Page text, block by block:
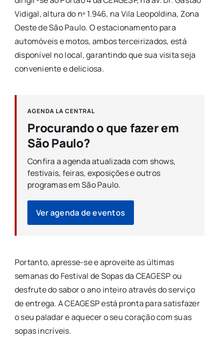
Vidigal, altura do nº 1.946, na Vila Leopoldina, Zona
Oeste de São Paulo. O estacionamento para
automóveis e motos, ambos terceirizados, está
disponível no local, garantindo que sua visita seja
conveniente e deliciosa.
AGENDA LA CENTRAL
Procurando o que fazer em
São Paulo?
Confira a agenda atualizada com shows,
festivais, feiras, exposições e outros
programas em São Paulo.
Ver agenda de eventos
Portanto, apresse-se e aproveite as últimas
semanas do Festival de Sopas da CEAGESP ou
desfrute do sabor o ano inteiro através do serviço
de entrega. A CEAGESP está pronta para satisfazer
o seu paladar e aquecer o seu coração com suas
sopas incríveis.